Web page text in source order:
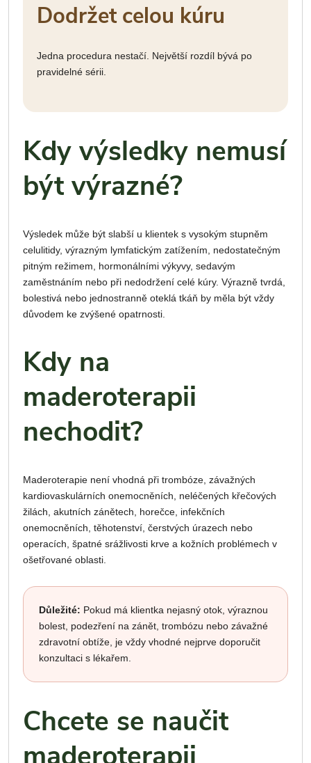
Dodržet celou kúru
Jedna procedura nestačí. Největší rozdíl bývá po
pravidelné sérii.
Kdy výsledky nemusí
být výrazné?
Výsledek může být slabší u klientek s vysokým stupněm
celulitidy, výrazným lymfatickým zatížením, nedostatečným
pitným režimem, hormonálními výkyvy, sedavým
zaměstnáním nebo při nedodržení celé kúry. Výrazně tvrdá,
bolestivá nebo jednostranně oteklá tkáň by měla být vždy
důvodem ke zvýšené opatrnosti.
Kdy na
maderoterapii
nechodit?
Maderoterapie není vhodná při trombóze, závažných
kardiovaskulárních onemocněních, neléčených křečových
žilách, akutních zánětech, horečce, infekčních
onemocněních, těhotenství, čerstvých úrazech nebo
operacích, špatné srážlivosti krve a kožních problémech v
ošetřované oblasti.
Důležité: Pokud má klientka nejasný otok, výraznou
bolest, podezření na zánět, trombózu nebo závažné
zdravotní obtíže, je vždy vhodné nejprve doporučit
konzultaci s lékařem.
Chcete se naučit